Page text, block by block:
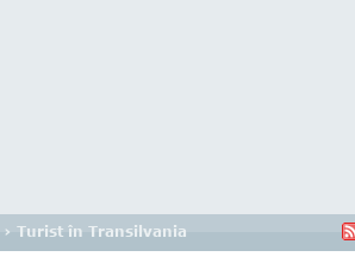
› Turist în Transilvania